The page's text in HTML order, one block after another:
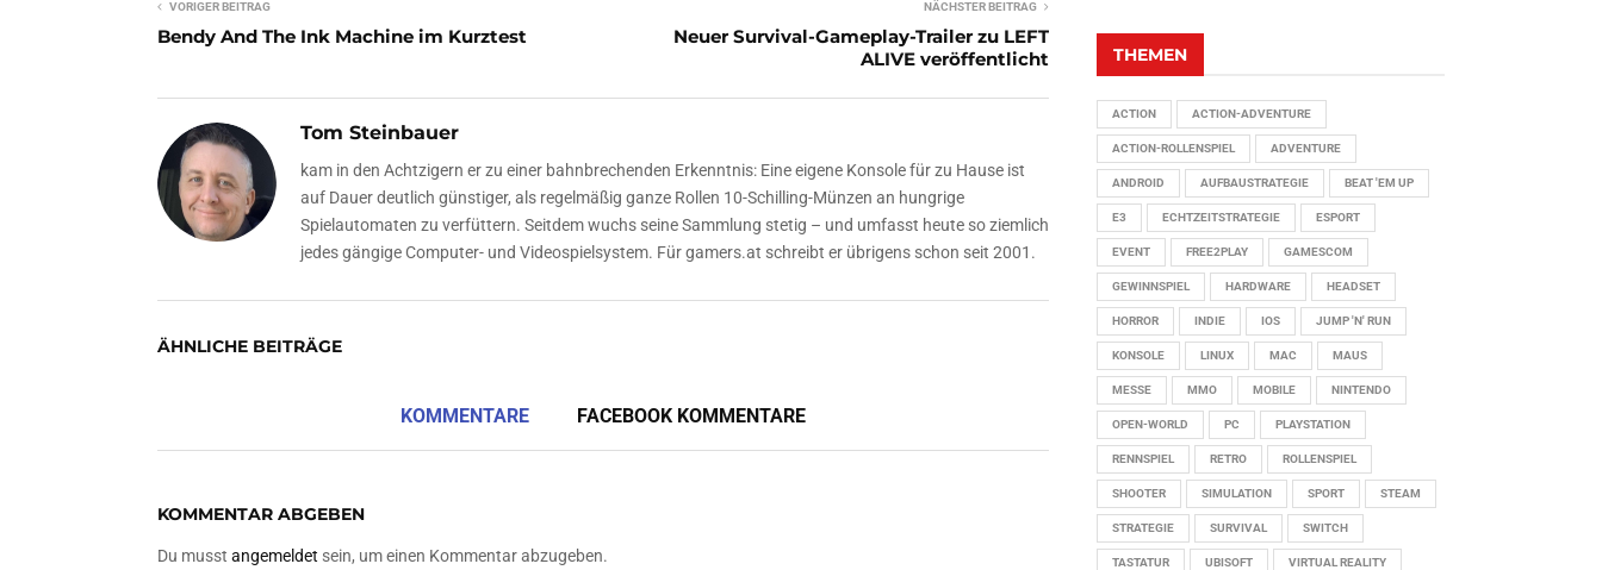
VORIGER BEITRAG
Bendy And The Ink Machine im Kurztest
NÄCHSTER BEITRAG
Neuer Survival-Gameplay-Trailer zu LEFT
ALIVE veröffentlicht
Tom Steinbauer
kam in den Achtzigern er zu einer bahnbrechenden Erkenntnis: Eine eigene Konsole für zu Hause ist
auf Dauer deutlich günstiger, als regelmäßig ganze Rollen 10-Schilling-Münzen an hungrige
Spielautomaten zu verfüttern. Seitdem wuchs seine Sammlung stetig – und umfasst heute so ziemlich
jedes gängige Computer- und Videospielsystem. Für gamers.at schreibt er übrigens schon seit 2001.
ÄHNLICHE BEITRÄGE
KOMMENTARE FACEBOOK KOMMENTARE
KOMMENTAR ABGEBEN
Du musst angemeldet sein, um einen Kommentar abzugeben.
THEMEN
ACTION ACTION-ADVENTURE
ACTION-ROLLENSPIEL ADVENTURE
ANDROID AUFBAUSTRATEGIE BEAT 'EM UP
E3 ECHTZEITSTRATEGIE ESPORT
EVENT FREE2PLAY GAMESCOM
GEWINNSPIEL HARDWARE HEADSET
HORROR INDIE IOS JUMP 'N' RUN
KONSOLE LINUX MAC MAUS
MESSE MMO MOBILE NINTENDO
OPEN-WORLD PC PLAYSTATION
RENNSPIEL RETRO ROLLENSPIEL
SHOOTER SIMULATION SPORT STEAM
STRATEGIE SURVIVAL SWITCH
TASTATUR UBISOFT VIRTUAL REALITY